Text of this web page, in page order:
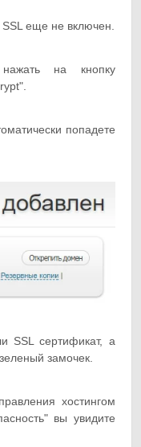
еще не включен.
на кнопку
попадете
SSL сертификат, а
замочек.
хостингом
вы увидите